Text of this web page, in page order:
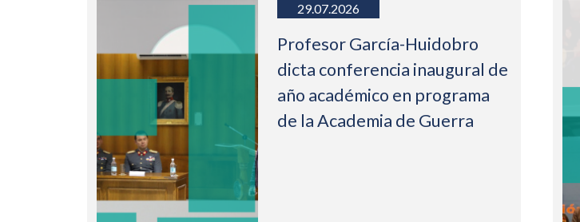
29.07.2026
Profesor García-Huidobro
dicta conferencia inaugural de
año académico en programa
de la Academia de Guerra